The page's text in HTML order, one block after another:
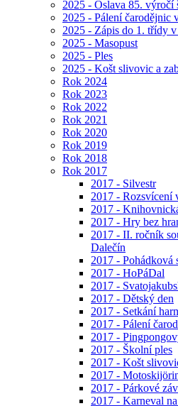
2025 - Oslava 85. výročí
2025 - Pálení čarodějnic
2025 - Zápis do 1. třídy
2025 - Masopust
2025 - Ples
2025 - Košt slivovic a
Rok 2024
Rok 2023
Rok 2022
Rok 2021
Rok 2020
Rok 2019
Rok 2018
Rok 2017
2017 - Silvestr
2017 - Rozsvícení
2017 -
2017 - Hry bez
2017 - II. ročník
Dalečín
2017 - Pohádková
2017 - HoPáDal
2017 -
2017 - Dětský den
2017 - Setkání
2017 - Pálení
2017 -
2017 - Školní ples
2017 - Košt
2017 -
2017 - Párkové
2017 - Karneval